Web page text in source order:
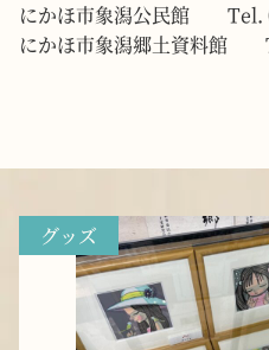
にかほ市象潟公民館 Tel.
にかほ市象潟郷土資料館
グッズ